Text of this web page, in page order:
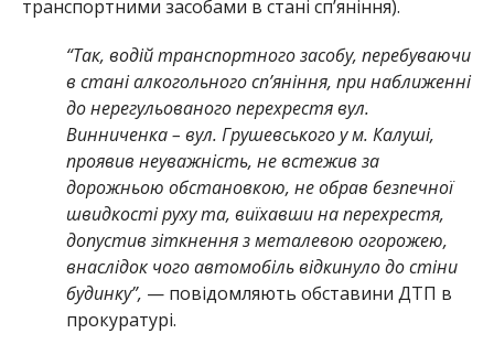
транспортними засобами в стані сп’яніння).
“Так, водій транспортного засобу, перебуваючи
в стані алкогольного сп’яніння, при наближенні
до нерегульованого перехрестя вул.
Винниченка – вул. Грушевського у м. Калуші,
проявив неуважність, не встежив за
дорожньою обстановкою, не обрав безпечної
швидкості руху та, виїхавши на перехрестя,
допустив зіткнення з металевою огорожею,
внаслідок чого автомобіль відкинуло до стіни
будинку”, — повідомляють обставини ДТП в
прокуратурі.